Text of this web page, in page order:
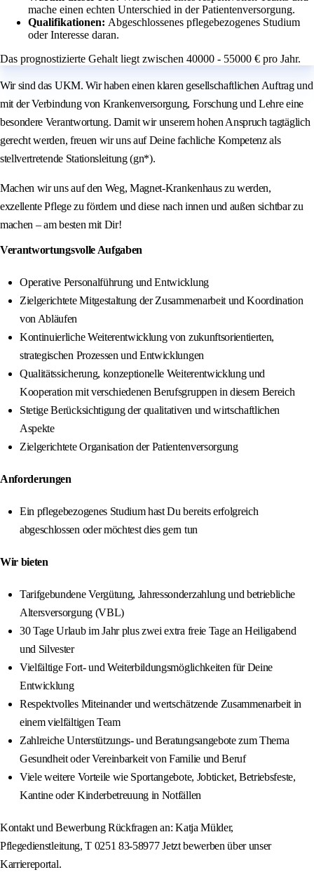
mache einen echten Unterschied in der Patientenversorgung.
Qualifikationen: Abgeschlossenes pflegebezogenes Studium
oder Interesse daran.
Das prognostizierte Gehalt liegt zwischen 40000 - 55000 € pro Jahr.
Wir sind das UKM. Wir haben einen klaren gesellschaftlichen Auftrag und
mit der Verbindung von Krankenversorgung, Forschung und Lehre eine
besondere Verantwortung. Damit wir unserem hohen Anspruch tagtäglich
gerecht werden, freuen wir uns auf Deine fachliche Kompetenz als
stellvertretende Stationsleitung (gn*).
Machen wir uns auf den Weg, Magnet-Krankenhaus zu werden,
exzellente Pflege zu fördern und diese nach innen und außen sichtbar zu
machen – am besten mit Dir!
Verantwortungsvolle Aufgaben
Operative Personalführung und Entwicklung
Zielgerichtete Mitgestaltung der Zusammenarbeit und Koordination
von Abläufen
Kontinuierliche Weiterentwicklung von zukunftsorientierten,
strategischen Prozessen und Entwicklungen
Qualitätssicherung, konzeptionelle Weiterentwicklung und
Kooperation mit verschiedenen Berufsgruppen in diesem Bereich
Stetige Berücksichtigung der qualitativen und wirtschaftlichen
Aspekte
Zielgerichtete Organisation der Patientenversorgung
Anforderungen
Ein pflegebezogenes Studium hast Du bereits erfolgreich
abgeschlossen oder möchtest dies gern tun
Wir bieten
Tarifgebundene Vergütung, Jahressonderzahlung und betriebliche
Altersversorgung (VBL)
30 Tage Urlaub im Jahr plus zwei extra freie Tage an Heiligabend
und Silvester
Vielfältige Fort- und Weiterbildungsmöglichkeiten für Deine
Entwicklung
Respektvolles Miteinander und wertschätzende Zusammenarbeit in
einem vielfältigen Team
Zahlreiche Unterstützungs- und Beratungsangebote zum Thema
Gesundheit oder Vereinbarkeit von Familie und Beruf
Viele weitere Vorteile wie Sportangebote, Jobticket, Betriebsfeste,
Kantine oder Kinderbetreuung in Notfällen
Kontakt und Bewerbung Rückfragen an: Katja Mülder,
Pflegedienstleitung, T 0251 83-58977 Jetzt bewerben über unser
Karriereportal.